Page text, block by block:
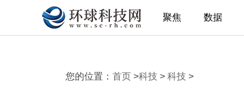
聚焦 数据
您的位置： 首页 >科技 > 科技 >